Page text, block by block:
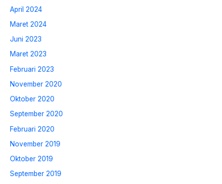
April 2024
Maret 2024
Juni 2023
Maret 2023
Februari 2023
November 2020
Oktober 2020
September 2020
Februari 2020
November 2019
Oktober 2019
September 2019